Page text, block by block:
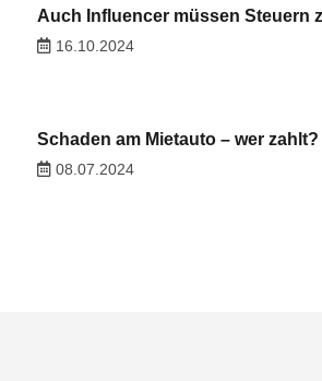
Auch Influencer müssen Steuern
16.10.2024
Schaden am Mietauto – wer zahlt?
08.07.2024